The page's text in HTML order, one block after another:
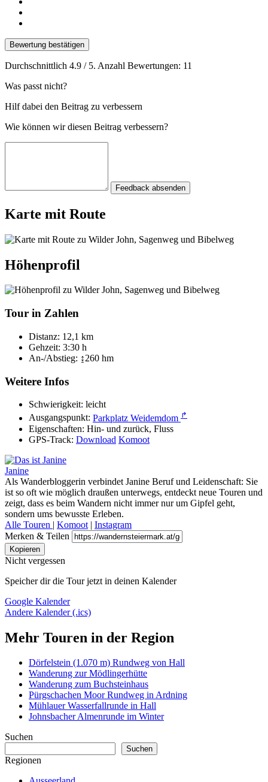
Bewertung bestätigen
Durchschnittlich 4.9 / 5. Anzahl Bewertungen: 11
Was passt nicht?
Hilf dabei den Beitrag zu verbessern
Wie können wir diesen Beitrag verbessern?
Feedback absenden
Karte mit Route
Höhenprofil
Tour in Zahlen
Distanz: 12,1 km
Gehzeit: 3:30 h
An-/Abstieg: ↨260 hm
Weitere Infos
Schwierigkeit: leicht
Ausgangspunkt: Parkplatz Weidemdom ↱
Eigenschaften: Hin- und zurück, Fluss
GPS-Track: Download Komoot
Janine
Als Wanderbloggerin verbindet Janine Beruf und Leidenschaft: Sie
ist so oft wie möglich draußen unterwegs, entdeckt neue Touren und
zeigt, dass es beim Wandern nicht immer nur um Gipfel geht,
sondern ums bewusste Erleben.
Alle Touren | Komoot | Instagram
Merken & Teilen
Kopieren
Nicht vergessen
Speicher dir die Tour jetzt in deinen Kalender
Google Kalender
Andere Kalender (.ics)
Mehr Touren in der Region
Dörfelstein (1.070 m) Rundweg von Hall
Wanderung zur Mödlingerhütte
Wanderung zum Buchsteinhaus
Pürgschachen Moor Rundweg in Ardning
Mühlauer Wasserfallrunde in Hall
Johnsbacher Almenrunde im Winter
Suchen
Suchen
Regionen